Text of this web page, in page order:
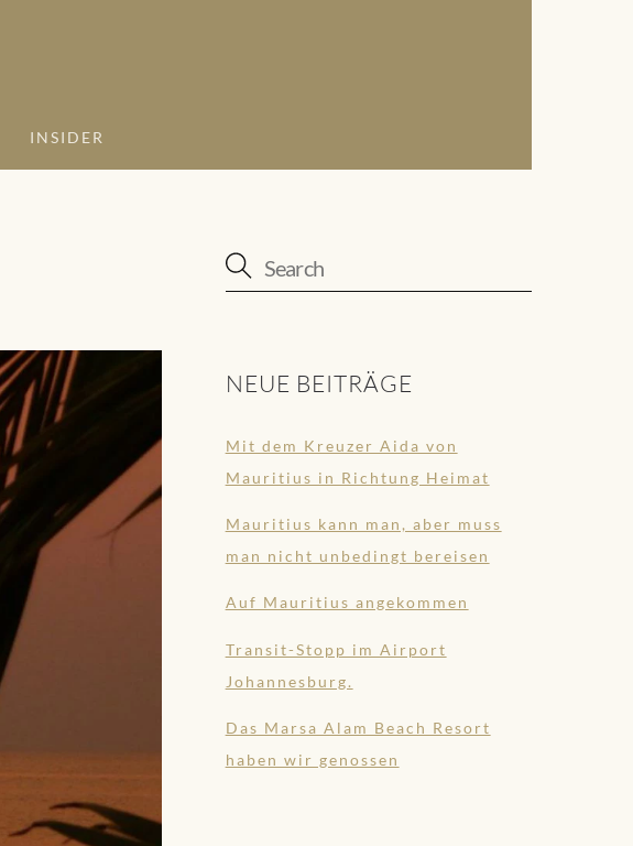
INSIDER
NEUE BEITRÄGE
Mit dem Kreuzer Aida von
Mauritius in Richtung Heimat
Mauritius kann man, aber muss
man nicht unbedingt bereisen
Auf Mauritius angekommen
Transit-Stopp im Airport
Johannesburg.
Das Marsa Alam Beach Resort
haben wir genossen